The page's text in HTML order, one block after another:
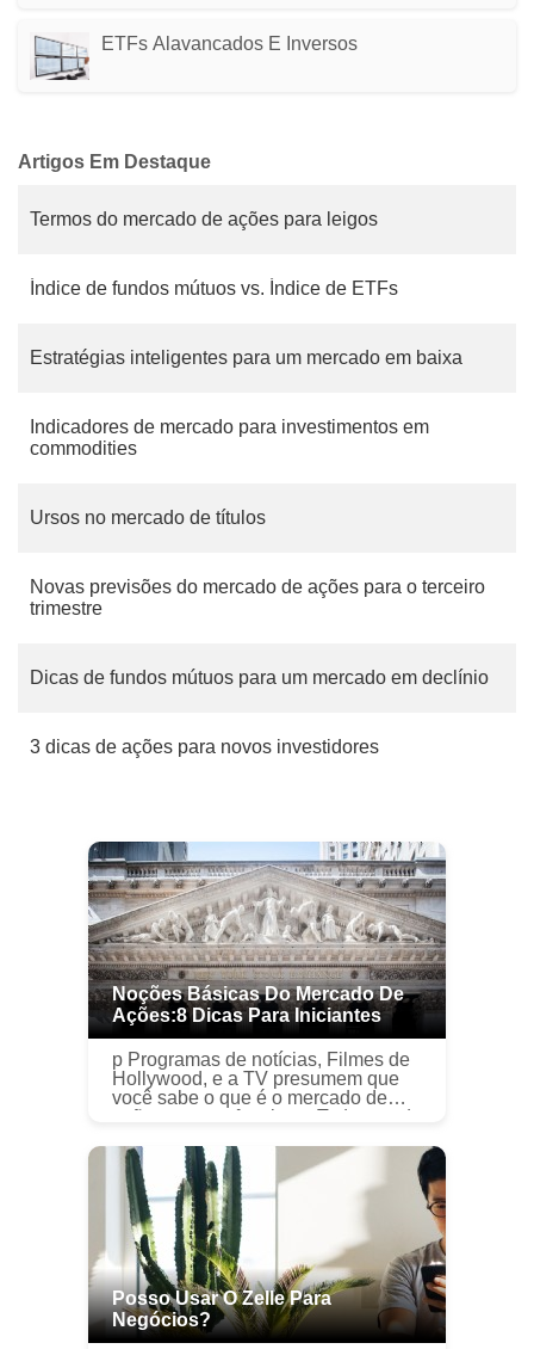
ETFs Alavancados E Inversos
Artigos Em Destaque
Termos do mercado de ações para leigos
Índice de fundos mútuos vs. Índice de ETFs
Estratégias inteligentes para um mercado em baixa
Indicadores de mercado para investimentos em
commodities
Ursos no mercado de títulos
Novas previsões do mercado de ações para o terceiro
trimestre
Dicas de fundos mútuos para um mercado em declínio
3 dicas de ações para novos investidores
Noções Básicas Do Mercado De
Ações:8 Dicas Para Iniciantes
p Programas de notícias, Filmes de
Hollywood, e a TV presumem que
você sabe o que é o mercado de
ações e como funciona. Todo mundo
dinheiro no mercado de ações se
soube...
Posso Usar O Zelle Para
Negócios?